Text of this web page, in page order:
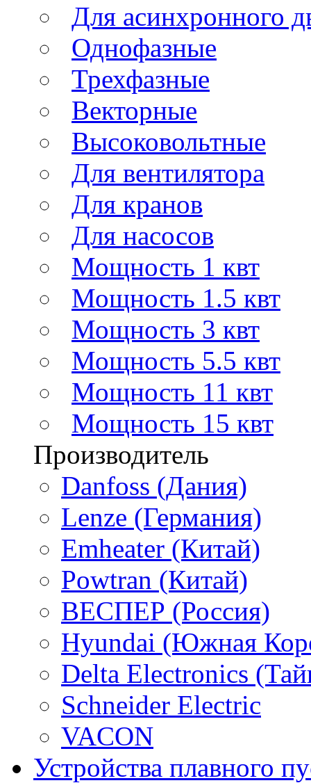
Для асинхронного
Однофазные
Трехфазные
Векторные
Высоковольтные
Для вентилятора
Для кранов
Для насосов
Мощность 1 квт
Мощность 1.5 квт
Мощность 3 квт
Мощность 5.5 квт
Мощность 11 квт
Мощность 15 квт
Производитель
Danfoss (Дания)
Lenze (Германия)
Emheater (Китай)
Powtran (Китай)
ВЕСПЕР (Россия)
Hyundai (Южная
Delta Electronics
Schneider Electric
VACON
Устройства плавного